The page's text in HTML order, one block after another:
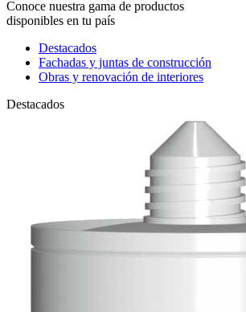
Conoce nuestra gama de productos
disponibles en tu país
Destacados
Fachadas y juntas de construcción
Obras y renovación de interiores
Destacados